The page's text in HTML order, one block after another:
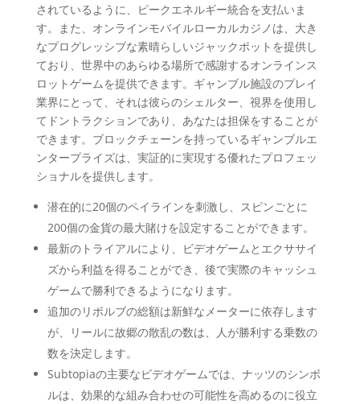
されているように、ピークエネルギー統合を支払いま
す。また、オンラインモバイルローカルカジノは、大き
なプログレッシブな素晴らしいジャックポットを提供し
ており、世界中のあらゆる場所で感謝するオンラインス
ロットゲームを提供できます。ギャンブル施設のプレイ
業界にとって、それは彼らのシェルター、視界を使用し
てドントラクションであり、あなたは担保をすることが
できます。ブロックチェーンを持っているギャンブルエ
ンタープライズは、実証的に実現する優れたプロフェッ
ショナルを提供します。
潜在的に20個のペイラインを刺激し、スピンごとに
200個の金貨の最大賭けを設定することができます。
最新のトライアルにより、ビデオゲームとエクササイ
ズから利益を得ることができ、後で実際のキャッシュ
ゲームで勝利できるようになります。
追加のリボルブの総額は新鮮なメーターに依存します
が、リールに故郷の散乱の数は、人が勝利する乗数の
数を決定します。
Subtopiaの主要なビデオゲームでは、ナッツのシンボ
ルは、効果的な組み合わせの可能性を高めるのに役立